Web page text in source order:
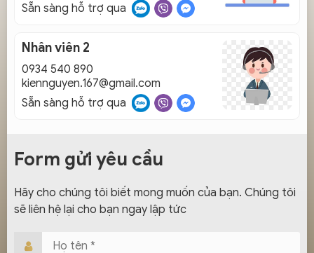
Sẵn sàng hỗ trợ qua
Nhân viên 2
0934 540 890
kiennguyen.167@gmail.com
Sẵn sàng hỗ trợ qua
Form gửi yêu cầu
Hãy cho chúng tôi biết mong muốn của bạn. Chúng tôi
sẽ liên hệ lại cho bạn ngay lập tức